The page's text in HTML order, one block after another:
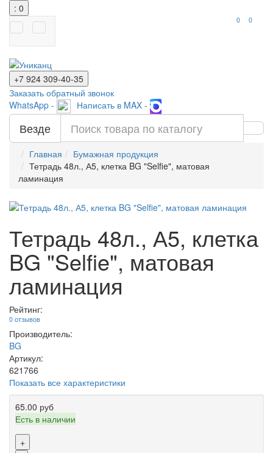
: 0
0 0
+7 924 309-40-35
Заказать обратный звонок
WhatsApp -
Написать в MAX -
Везде
Главная
Бумажная продукция
Тетрадь 48л., А5, клетка BG "Selfie", матовая
ламинация
Тетрадь 48л., А5, клетка
BG "Selfie", матовая
ламинация
Рейтинг:
0 отзывов
Производитель:
BG
Артикул:
621766
Показать все характеристики
65.00 руб
Есть в наличии
+